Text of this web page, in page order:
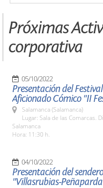
Próximas
corporativa
05/10/2022
Presentación del
Aficionado Cómico "II
Salamanca (Salamanca)
Lugar: Sala de las Comarcas.
Salamanca
Hora: 11:30 h.
04/10/2022
Presentación del
"Villasrubias-